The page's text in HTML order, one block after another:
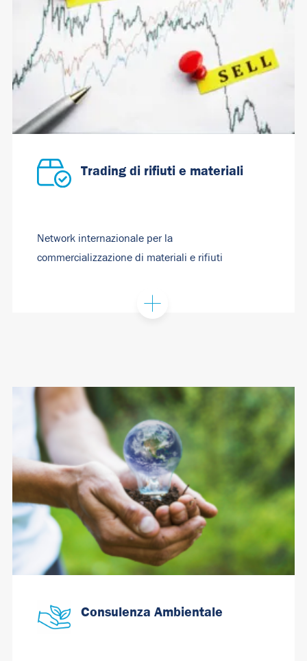
Trading di rifiuti e materiali
Network internazionale per la
commercializzazione di materiali e rifiuti
Consulenza Ambientale